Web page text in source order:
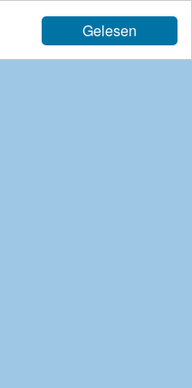
Gelesen